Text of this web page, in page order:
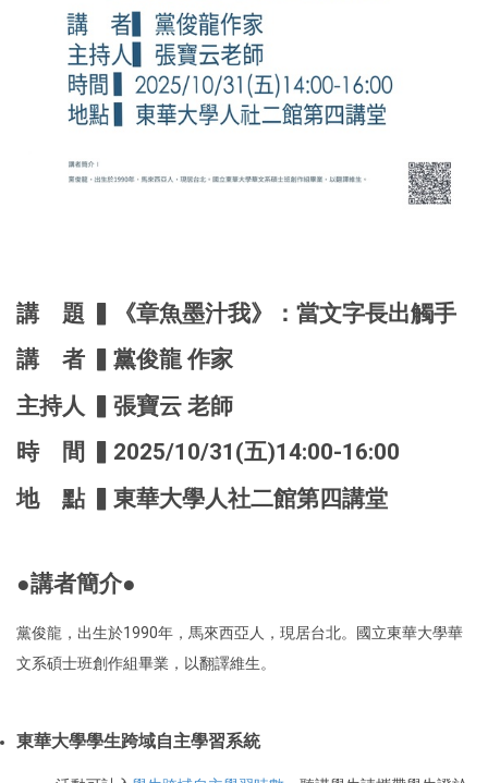
講 題 ▍《章魚墨汁我》：當文字長出觸手
講 者 ▍黨俊龍 作家
主持人 ▍張寶云 老師
時 間 ▍2025/10/31(五)14:00-16:00
地 點 ▍東華大學人社二館第四講堂
●講者簡介●
黨俊龍，出生於1990年，馬來西亞人，現居台北。國立東華大學華
文系碩士班創作組畢業，以翻譯維生。
東華大學學生跨域自主學習系統